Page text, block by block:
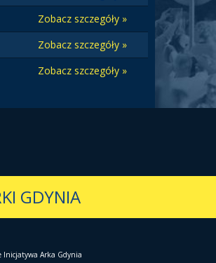
Zobacz szczegóły »
Zobacz szczegóły »
Zobacz szczegóły »
GDYNIA
Inicjatywa Arka Gdynia